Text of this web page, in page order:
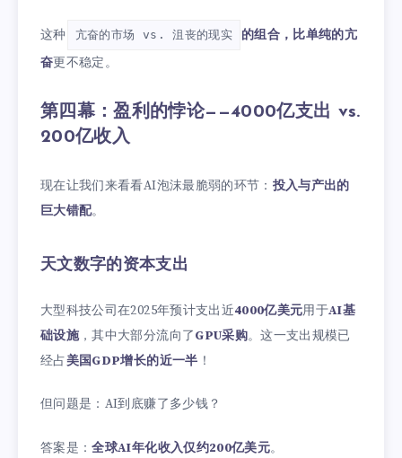
这种 亢奋的市场 vs. 沮丧的现实
的组合，比单纯的亢
奋更不稳定。
第四幕：盈利的悖论——4000亿支出 vs.
200亿收入
现在让我们来看看AI泡沫最脆弱的环节： 投入与产出的
巨大错配。
天文数字的资本支出
大型科技公司在2025年预计支出近4000亿美元用于AI基
础设施，其中大部分流向了GPU采购。这一支出规模已
经占美国GDP增长的近一半 ！
但问题是：AI到底赚了多少钱？
答案是：全球AI年化收入仅约200亿美元。